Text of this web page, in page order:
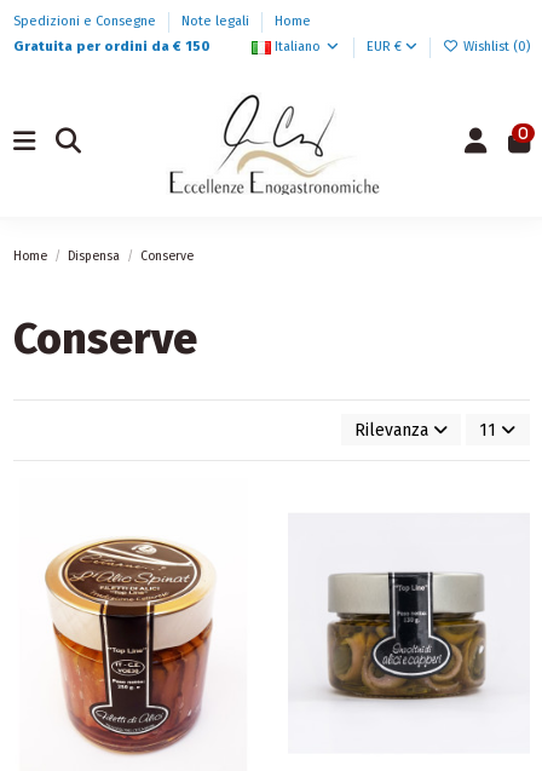
Spedizioni e Consegne Note legali
Home
Gratuita per ordini da € 150
Italiano EUR € Wishlist (0)
0
Home Dispensa Conserve
Conserve
Rilevanza 11